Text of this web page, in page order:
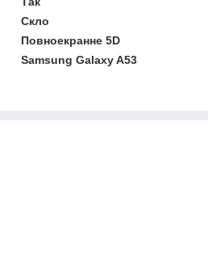
Скло
Повноекранне 5D
Samsung Galaxy A53